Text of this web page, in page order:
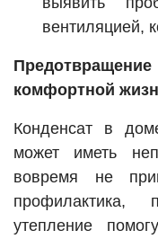
вентиляцией,
комфортной
Конденсат в
может иметь
вовремя не
профилактика,
утепление